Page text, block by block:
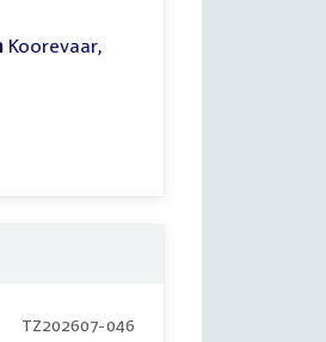
Koorevaar,
TZ202607-046